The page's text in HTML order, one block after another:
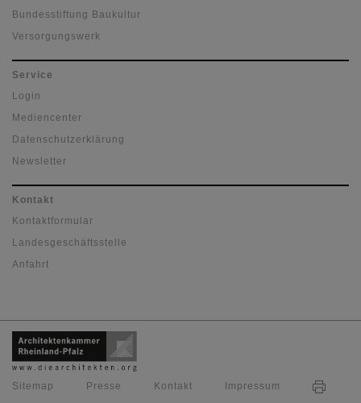
Bundesstiftung Baukultur
Versorgungswerk
Service
Login
Mediencenter
Datenschutzerklärung
Newsletter
Kontakt
Kontaktformular
Landesgeschäftsstelle
Anfahrt
Sitemap Presse Kontakt Impressum